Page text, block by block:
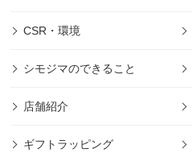
CSR・環境
シモジマのできること
店舗紹介
ギフトラッピング